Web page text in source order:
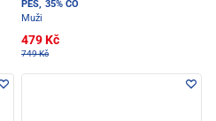
PES, 35% CO
Muži
479 Kč
749 Kč